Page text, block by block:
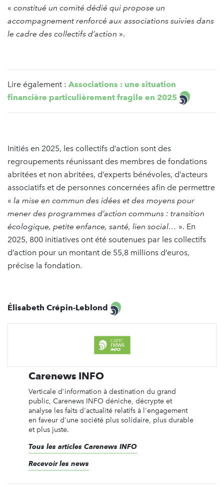
« constitué un comité dédié qui propose un
accompagnement renforcé aux associations suivies dans
le cadre des collectifs d’action ».
Lire également : Associations : une situation
financière particulièrement fragile en 2025
Initiés en 2025, les collectifs d’action sont des
regroupements réunissant des membres de fondations
abritées et non abritées, d’experts bénévoles, d’acteurs
associatifs et de personnes concernées afin de permettre
« la mise en commun des idées et des moyens pour
mener des programmes d’action communs : transition
écologique, petite enfance, santé, lien social… ». En
2025, 800 initiatives ont été soutenues par les collectifs
d’action pour un montant de 55,8 millions d’euros,
précise la fondation.
Élisabeth Crépin-Leblond
Carenews INFO
Verticale d'information à destination du grand
public, Carenews INFO déniche, décrypte et
analyse les faits d'actualité relatifs à l'engagement
en faveur d'une société plus solidaire, plus durable
et plus juste.
Tous les articles Carenews INFO
Recevoir les news